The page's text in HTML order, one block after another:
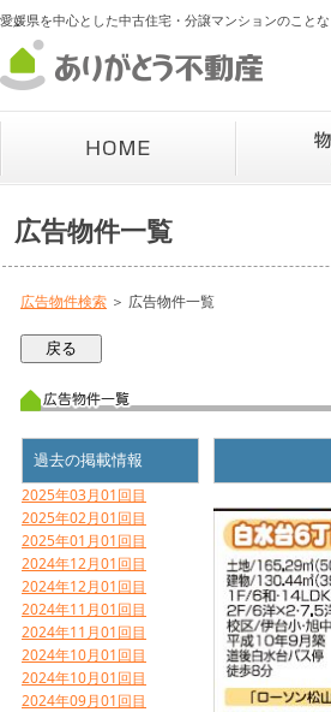
愛媛県を中心とした中古住宅・分譲マンションのこと
広告物件一覧
広告物件検索 ＞ 広告物件一覧
過去の掲載情報
2025年03月01回目
2025年02月01回目
2025年01月01回目
2024年12月01回目
2024年12月01回目
2024年11月01回目
2024年11月01回目
2024年10月01回目
2024年10月01回目
2024年09月01回目